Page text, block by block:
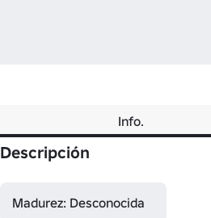
Info.
Descripción
Madurez: Desconocida